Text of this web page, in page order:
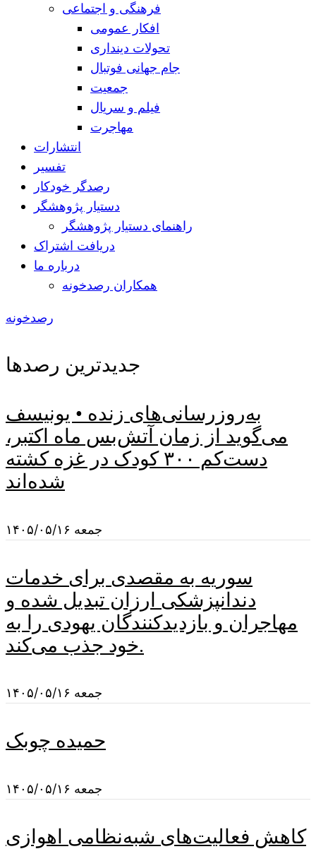
فرهنگی و اجتماعی
افکار عمومی
تحولات دینداری
جام جهانی فوتبال
جمعیت
فیلم و سریال
مهاجرت
انتشارات
تفسیر
رصدگر خودکار
دستیار پژوهشگر
راهنمای دستیار پژوهشگر
دریافت اشتراک
درباره ما
همکاران رصدخونه
رصدخونه
جدیدترین رصدها
به‌روزرسانی‌های زنده • یونیسف
می‌گوید از زمان آتش‌بس ماه اکتبر،
دست‌کم ۳۰۰ کودک در غزه کشته
شده‌اند
جمعه ۱۴۰۵/۰۵/۱۶
سوریه به مقصدی برای خدمات
دندانپزشکی ارزان تبدیل شده و
مهاجران و بازدیدکنندگان یهودی را به
خود جذب می‌کند.
جمعه ۱۴۰۵/۰۵/۱۶
حمیده چوبک
جمعه ۱۴۰۵/۰۵/۱۶
کاهش فعالیت‌های شبه‌نظامی اهوازی